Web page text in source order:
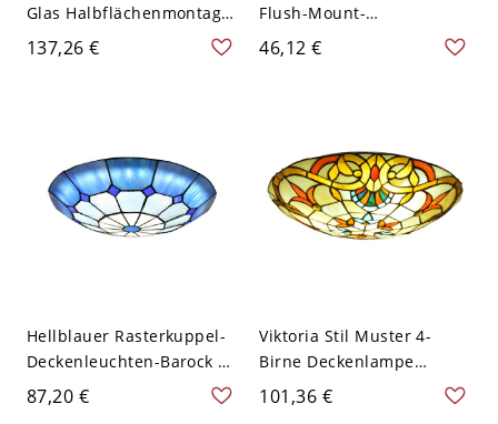
Glas Halbflächenmontage-
Licht Zeitgenössisches 5-
Köpfe Gold Deckenlicht
137,26 €
Flush-Mount-
Deckenlampe Gold
Ananas-Licht mit
46,12 €
Hellblauer Rasterkuppel-
Deckenleuchten-Barock 2
Lichter Buntglas-
Deckenleuchte, 12" B
87,20 €
Viktoria Stil Muster 4-
Birne Deckenlampe
Schale Schirm Buntes
Glas Deckenleuchte -
101,36 €